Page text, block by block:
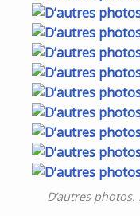
D’autres photos.